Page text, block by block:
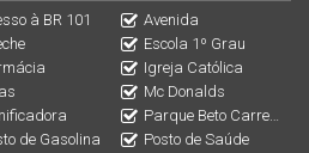
superior;
mais ventilação e iluminação
à BR 101
Avenida
Escola 1º Grau
Igreja Católica
Mc Donalds
Parque Beto Carrero World
de Gasolina
Posto de Saúde